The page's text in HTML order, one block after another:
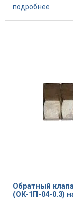
подробнее
Обратный
(ОК-1П-04-0.3)